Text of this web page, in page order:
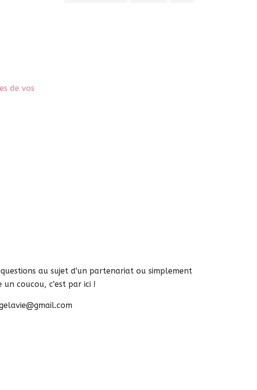
de vos
questions au sujet d'un partenariat ou simplement
un coucou, c'est par ici !